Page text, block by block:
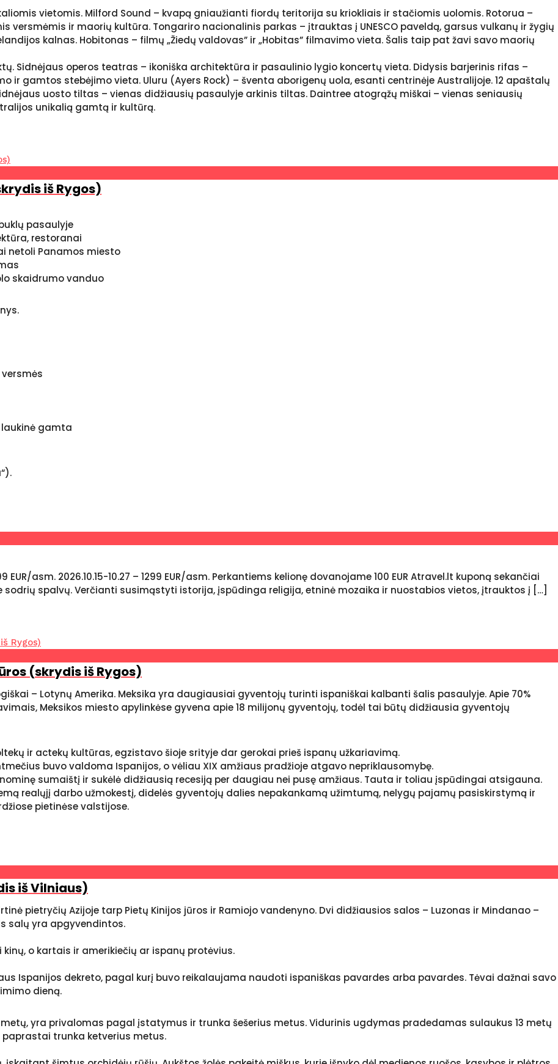
vietomis. Milford Sound – kvapą gniaužianti fiordų teritorija su kriokliais ir stačiomis uolomis. Rotorua –
versmėmis ir maorių kultūra. Tongariro nacionalinis parkas – įtrauktas į UNESCO paveldą, garsus vulkanų ir žygių
kalnas. Hobitonas – filmų „Žiedų valdovas” ir „Hobitas” filmavimo vieta. Šalis taip pat žavi savo maorių
Sidnėjaus operos teatras – ikoniška architektūra ir pasaulinio lygio koncertų vieta. Didysis barjerinis rifas –
ir gamtos stebėjimo vieta. Uluru (Ayers Rock) – šventa aborigenų uola, esanti centrinėje Australijoje. 12 apaštalų
uosto tiltas – vienas didžiausių pasaulyje arkinis tiltas. Daintree atogrąžų miškai – vienas seniausių
unikalią gamtą ir kultūrą.
iš Rygos)
pasaulyje
restoranai
netoli Panamos miesto
skaidrumo vanduo
gamta
EUR/asm. 2026.10.15-10.27 – 1299 EUR/asm. Perkantiems kelionę dovanojame 100 EUR Atravel.lt kuponą sekančiai
spalvų. Verčianti susimąstyti istorija, įspūdinga religija, etninė mozaika ir nuostabios vietos, įtrauktos į […]
(skrydis iš Rygos)
– Lotynų Amerika. Meksika yra daugiausiai gyventojų turinti ispaniškai kalbanti šalis pasaulyje. Apie 70%
Meksikos miesto apylinkėse gyvena apie 18 milijonų gyventojų, todėl tai būtų didžiausia gyventojų
ir actekų kultūras, egzistavo šioje srityje dar gerokai prieš ispanų užkariavimą.
buvo valdoma Ispanijos, o vėliau XIX amžiaus pradžioje atgavo nepriklausomybę.
sumaištį ir sukėlė didžiausią recesiją per daugiau nei pusę amžiaus. Tauta ir toliau įspūdingai atsigauna.
realųjį darbo užmokestį, didelės gyventojų dalies nepakankamą užimtumą, nelygų pajamų pasiskirstymą ir
pietinėse valstijose.
iš Vilniaus)
pietryčių Azijoje tarp Pietų Kinijos jūros ir Ramiojo vandenyno. Dvi didžiausios salos – Luzonas ir Mindanao –
salų yra apgyvendintos.
o kartais ir amerikiečių ar ispanų protėvius.
Ispanijos dekreto, pagal kurį buvo reikalaujama naudoti ispaniškas pavardes arba pavardes. Tėvai dažnai savo
dieną.
yra privalomas pagal įstatymus ir trunka šešerius metus. Vidurinis ugdymas pradedamas sulaukus 13 metų
trunka ketverius metus.